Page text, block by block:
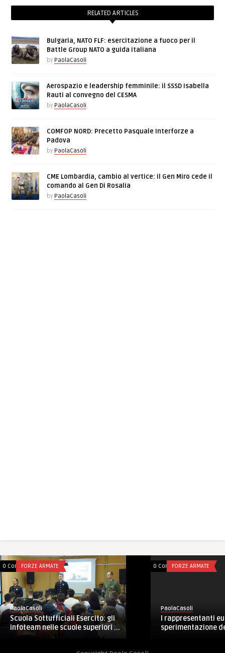
RELATED ARTICLES
Bulgaria, NATO FLF: esercitazione a fuoco per il
Battle Group NATO a guida italiana
by PaolaCasoli
Aerospazio e leadership femminile: il SSSD Isabella
Rauti al convegno del CESMA
by PaolaCasoli
COMFOP NORD: Precetto Pasquale Interforze a
Padova
by PaolaCasoli
CME Lombardia, cambio al vertice: il Gen Miro cede il
comando al Gen Di Rosalia
by PaolaCasoli
0 CommentsFORZE ARMATE
PaolaCasoli
Scuola Sottufficiali Esercito: gli
infoteam nelle scuole superiori ...
0 CommentsFORZE ARMATE
PaolaCasoli
I rappresentanti
sperimentazione